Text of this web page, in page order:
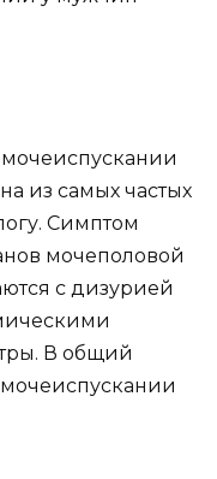
из самых частых
Симптом
мочеполовой
с дизурией
В общий